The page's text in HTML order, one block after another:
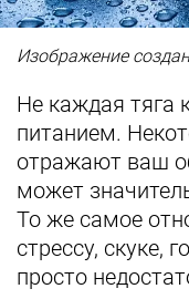
Изображение
Не каждая тяга
питанием.
отражают ваш
может
То же самое
стрессу, скуке,
просто